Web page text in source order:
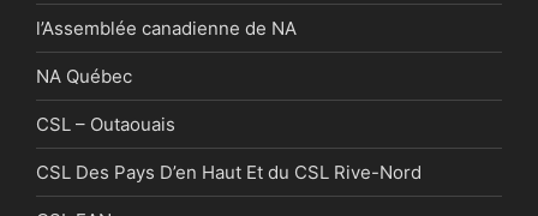
l’Assemblée canadienne de NA
NA Québec
CSL – Outaouais
CSL Des Pays D’en Haut Et du CSL Rive-Nord